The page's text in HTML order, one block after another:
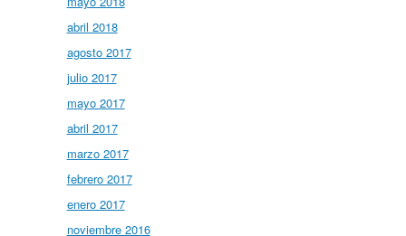
abril 2018
agosto 2017
julio 2017
mayo 2017
abril 2017
marzo 2017
febrero 2017
enero 2017
noviembre 2016